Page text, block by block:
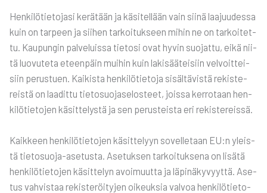
Hen­ki­lö­tie­to­ja­si kerä­tään ja käsi­tel­lään vain sii­nä laa­juu­des­sa
kuin on tar­peen ja sii­hen tar­koi­tuk­seen mihin ne on tar­koi­tet­
tu. Kau­pun­gin pal­ve­luis­sa tie­to­si ovat hyvin suo­jat­tu, eikä nii­
tä luo­vu­te­ta eteen­päin mui­hin kuin laki­sää­tei­siin vel­voit­tei­
siin perus­tuen. Kai­kis­ta hen­ki­lö­tie­to­ja sisäl­tä­vis­tä rekis­te­
reis­tä on laa­dit­tu tie­to­suo­ja­se­los­teet, jois­sa ker­ro­taan hen­
ki­lö­tie­to­jen käsit­te­lys­tä ja sen perus­teis­ta eri rekis­te­reis­sä.
Kaik­keen hen­ki­lö­tie­to­jen käsit­te­lyyn sovel­le­taan EU:n yleis­
tä tie­to­suo­ja-ase­tus­ta. Ase­tuk­sen tar­koi­tuk­se­na on lisä­tä
hen­ki­lö­tie­to­jen käsit­te­lyn avoi­muut­ta ja läpi­nä­ky­vyyt­tä. Ase­
tus vah­vis­taa rekis­te­röi­ty­jen oikeuk­sia val­voa hen­ki­lö­tie­to­